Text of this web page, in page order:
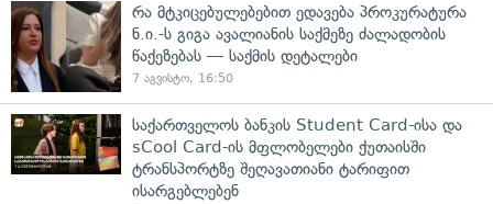
რა მტკიცებულებებით ედავება პროკურატურა
ნ.ი.-ს გიგა ავალიანის საქმეზე ძალადობის
წაქეზებას — საქმის დეტალები
7 აგვისტო, 16:50
საქართველოს ბანკის Student Card-ისა და
sCool Card-ის მფლობელები ქუთაისში
ტრანსპორტზე შეღავათიანი ტარიფით
ისარგებლებენ